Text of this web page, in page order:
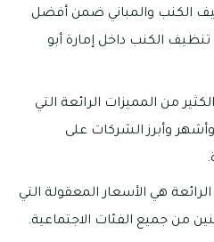
الكنب والمباني ضمن أفضل
الكنب داخل إمارة أبو
من المميزات الرائعة التي
وأبرز الشركات على
هي الأسعار المعقولة التي
من جميع الفئات الاجتماعية.